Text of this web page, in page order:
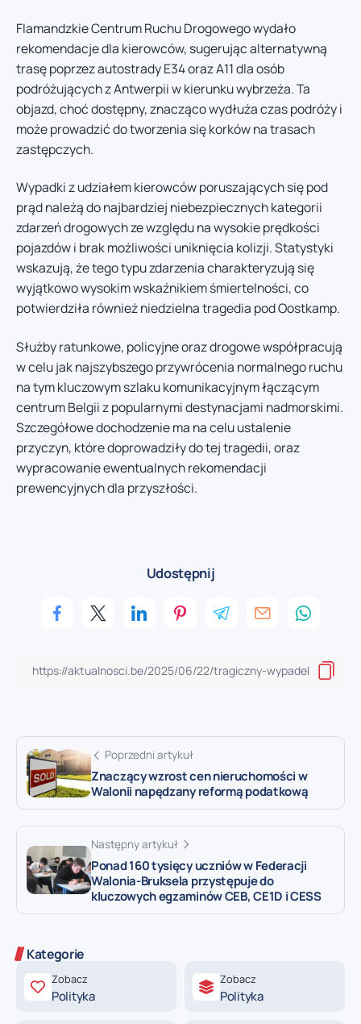
Flamandzkie Centrum Ruchu Drogowego wydało
rekomendacje dla kierowców, sugerując alternatywną
trasę poprzez autostrady E34 oraz A11 dla osób
podróżujących z Antwerpii w kierunku wybrzeża. Ta
objazd, choć dostępny, znacząco wydłuża czas podróży i
może prowadzić do tworzenia się korków na trasach
zastępczych.
Wypadki z udziałem kierowców poruszających się pod
prąd należą do najbardziej niebezpiecznych kategorii
zdarzeń drogowych ze względu na wysokie prędkości
pojazdów i brak możliwości uniknięcia kolizji. Statystyki
wskazują, że tego typu zdarzenia charakteryzują się
wyjątkowo wysokim wskaźnikiem śmiertelności, co
potwierdziła również niedzielna tragedia pod Oostkamp.
Służby ratunkowe, policyjne oraz drogowe współpracują
w celu jak najszybszego przywrócenia normalnego ruchu
na tym kluczowym szlaku komunikacyjnym łączącym
centrum Belgii z popularnymi destynacjami nadmorskimi.
Szczegółowe dochodzenie ma na celu ustalenie
przyczyn, które doprowadziły do tej tragedii, oraz
wypracowanie ewentualnych rekomendacji
prewencyjnych dla przyszłości.
Udostępnij
Poprzedni artykuł
Znaczący wzrost cen nieruchomości w
Walonii napędzany reformą podatkową
Następny artykuł
Ponad 160 tysięcy uczniów w Federacji
Walonia-Bruksela przystępuje do
kluczowych egzaminów CEB, CE1D i CESS
Kategorie
Zobacz
Polityka
Zobacz
Polityka